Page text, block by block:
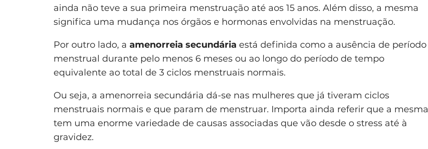
ainda não teve a sua primeira menstruação até aos 15 anos. Além disso, a mesma
significa uma mudança nos órgãos e hormonas envolvidas na menstruação.
Por outro lado, a amenorreia secundária está definida como a ausência de período
menstrual durante pelo menos 6 meses ou ao longo do período de tempo
equivalente ao total de 3 ciclos menstruais normais.
Ou seja, a amenorreia secundária dá-se nas mulheres que já tiveram ciclos
menstruais normais e que param de menstruar. Importa ainda referir que a mesma
tem uma enorme variedade de causas associadas que vão desde o stress até à
gravidez.